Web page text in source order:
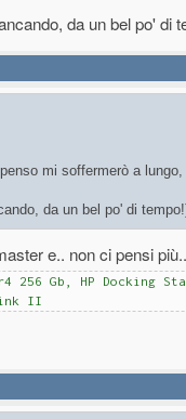
da un bel po' di
mi soffermerò a
da un bel po' di
e.. non ci pensi
Gb, HP Docking
II